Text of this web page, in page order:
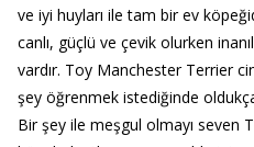
ve iyi huyları ile tam bir ev
canlı, güçlü ve çevik olurken
vardır. Toy Manchester Terrier
şey öğrenmek istediğinde
Bir şey ile meşgul olmayı seven